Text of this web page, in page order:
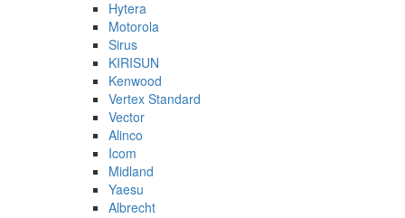
Hytera
Motorola
Sirus
KIRISUN
Kenwood
Vertex Standard
Vector
Alinco
Icom
Midland
Yaesu
Albrecht